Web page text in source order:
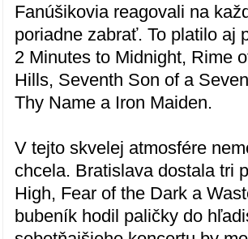
Fanúšikovia reagovali na
poriadne zabrať. To platilo aj
2 Minutes to Midnight, Rime
Hills, Seventh Son of a
Thy Name a Iron Maiden.
V tejto skvelej atmosfére
chcela. Bratislava dostala tri
High, Fear of the Dark a
bubeník hodil paličky do